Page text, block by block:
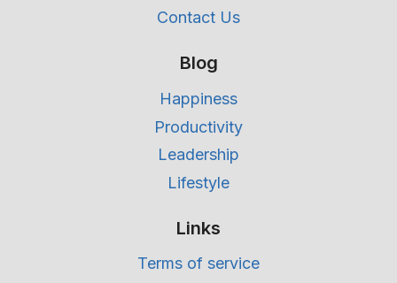
Contact Us
Blog
Happiness
Productivity
Leadership
Lifestyle
Links
Terms of service